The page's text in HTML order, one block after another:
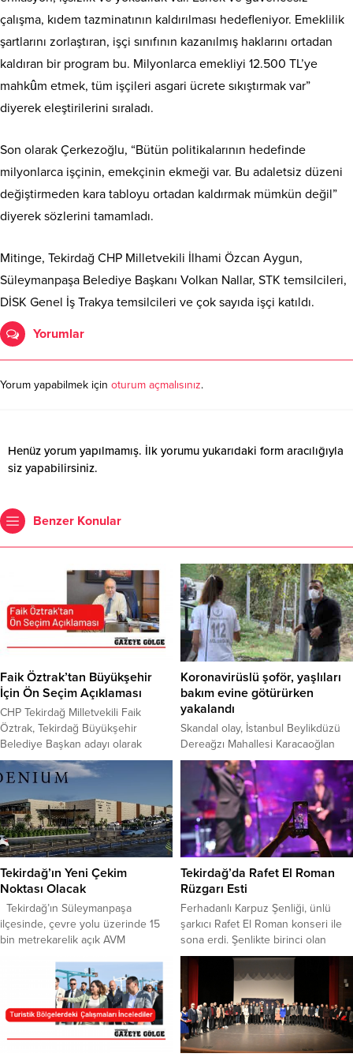
çalışma, kıdem tazminatının kaldırılması hedefleniyor. Emeklilik
şartlarını zorlaştıran, işçi sınıfının kazanılmış haklarını ortadan
kaldıran bir program bu. Milyonlarca emekliyi 12.500 TL’ye
mahkûm etmek, tüm işçileri asgari ücrete sıkıştırmak var”
diyerek eleştirilerini sıraladı.
Son olarak Çerkezoğlu, “Bütün politikalarının hedefinde
milyonlarca işçinin, emekçinin ekmeği var. Bu adaletsiz düzeni
değiştirmeden kara tabloyu ortadan kaldırmak mümkün değil”
diyerek sözlerini tamamladı.
Mitinge, Tekirdağ CHP Milletvekili İlhami Özcan Aygun,
Süleymanpaşa Belediye Başkanı Volkan Nallar, STK temsilcileri,
DİSK Genel İş Trakya temsilcileri ve çok sayıda işçi katıldı.
Yorumlar
Yorum yapabilmek için oturum açmalısınız.
Henüz yorum yapılmamış. İlk yorumu yukarıdaki form aracılığıyla
siz yapabilirsiniz.
Benzer Konular
Faik Öztrak’tan Büyükşehir
İçin Ön Seçim Açıklaması
CHP Tekirdağ Milletvekili Faik
Öztrak, Tekirdağ Büyükşehir
Belediye Başkan adayı olarak
Candan Yüceer’in belirlenmesinin
ardından yaşanan tartışmalara
Öztrak; “Tekirdağ’da bir ön seçim
yapılmış olsaydı milletin içine daha
fazla sinerdi. Ön seçim yapılmıyor
olması, genel merkezin böyle bir
karar vermiş olması, Cumhuriyet
Halk Partisi’nin tüm mensuplarının
Tekirdağ’da seçimi...
Koronavirüslü şoför, yaşlıları
bakım evine götürürken
yakalandı
Skandal olay, İstanbul Beylikdüzü
Dereağzı Mahallesi Karacaoğlan
Caddesinde üzerinde meydana
geldi. İddiaya göre, bir bakım
merkezinden başka bakım
merkezine nakledilen 4 kişiden biri
yolda fenalaştı.
Tekirdağ’ın Yeni Çekim
Noktası Olacak
Tekirdağ’ın Süleymanpaşa
ilçesinde, çevre yolu üzerinde 15
bin metrekarelik açık AVM
inşaatına başlandı. Ladin İnşaat
tarafından hayata geçirilen proje,
modern mimarisi ve farklı
konseptiyle kente prestij
kazandıracak. Tekirdağ’ın
Tekirdağ’da Rafet El Roman
Rüzgarı Esti
Ferhadanlı Karpuz Şenliği, ünlü
şarkıcı Rafet El Roman konseri ile
sona erdi. Şenlikte birinci olan
karpuz ise açık arttırmaya çıkarıldı.
4 bin 500 TL’den başlayan açık
arttırma, 75 bin TL ile sonuçlandı.
Kırsal mahallelerin kalkınmasına
destek olmak, yöresel ürünlerin
tanıtılmasına katkı sağlamak
amacıyla Tekirdağ Süleymanpaşa